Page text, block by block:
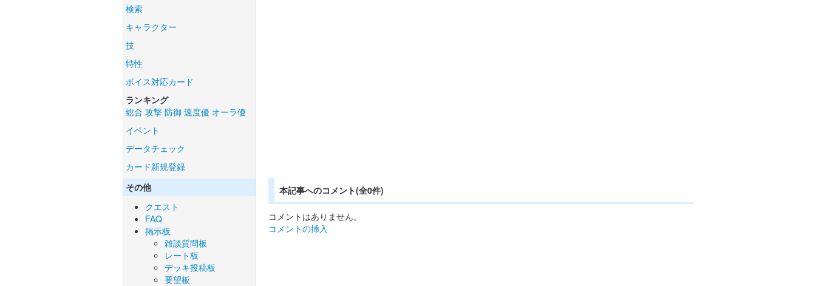
検索
キャラクター
技
特性
ボイス対応カード
ランキング
総合 攻撃 防御 速度優 オーラ優
イベント
データチェック
カード新規登録
その他
クエスト
FAQ
掲示板
雑談質問板
レート板
デッキ投稿板
要望板
本記事へのコメント(全0件)
コメントはありません。
コメントの挿入